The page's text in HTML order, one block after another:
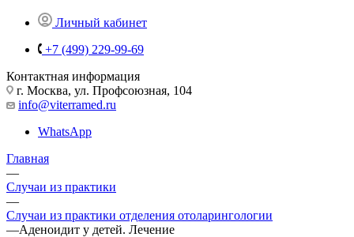
Личный кабинет
+7 (499) 229-99-69
Контактная информация
г. Москва, ул. Профсоюзная, 104
info@viterramed.ru
WhatsApp
Главная
—
Случаи из практики
—
Случаи из практики отделения отоларингологии
—Аденоидит у детей. Лечение